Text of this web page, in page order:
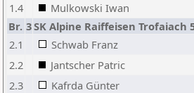
1.4
Mulkowski Iwan
Br. 3SK Alpine Raiffeisen Trofaiach
2.1
Schwab Franz
2.2
Jantscher Patric
2.3
Kafrda Günter